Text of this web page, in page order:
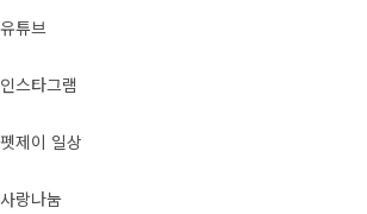
유튜브
인스타그램
펫제이 일상
사랑나눔